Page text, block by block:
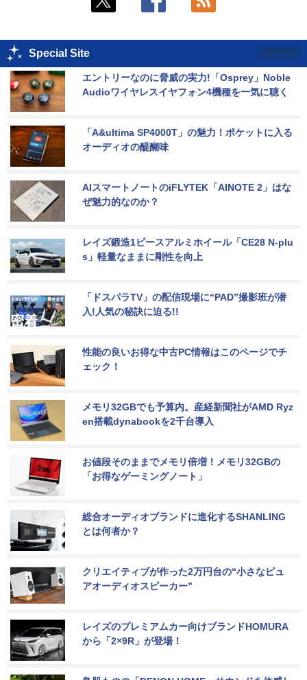
Special Site
エントリーなのに脅威の実力!「Osprey」Noble
Audioワイヤレスイヤフォン4機種を一気に聴く
「A&ultima SP4000T」の魅力！ポケットに入る
オーディオの醍醐味
AIスマートノートのiFLYTEK「AINOTE 2」はな
ぜ魅力的なのか？
レイズ鍛造1ピースアルミホイール「CE28 N-plu
s」軽量なままに剛性を向上
「ドスパラTV」の配信現場に“PAD”撮影班が潜
入!人気の秘訣に迫る!!
性能の良いお得な中古PC情報はこのページでチ
ェック！
メモリ32GBでも予算内。産経新聞社がAMD Ryz
en搭載dynabookを2千台導入
お値段そのままでメモリ倍増！メモリ32GBの
「お得なゲーミングノート」
総合オーディオブランドに進化するSHANLING
とは何者か？
クリエイティブが作った2万円台の“小さなピュ
アオーディオスピーカー”
レイズのプレミアムカー向けブランドHOMURA
から「2×9R」が登場！